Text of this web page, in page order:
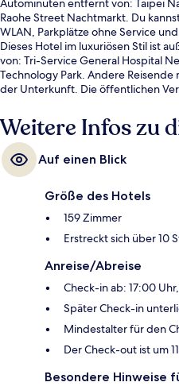
Autominuten entfernt von: Taipei
Raohe Street Nachtmarkt. Du
WLAN, Parkplätze ohne Service
Dieses Hotel im luxuriösen Stil ist
von: Tri-Service General Hospital
Technology Park. Andere
der Unterkunft. Die öffentlichen
Weitere Infos zu
Auf einen Blick
Größe des Hotels
159 Zimmer
Erstreckt sich über 10
Anreise/Abreise
Check-in ab: 17:00
Später Check-in
Mindestalter für den
Der Check-out ist um
Besondere Hinweise